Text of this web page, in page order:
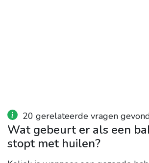
20 gerelateerde vragen
Wat gebeurt er als een
stopt met huilen?